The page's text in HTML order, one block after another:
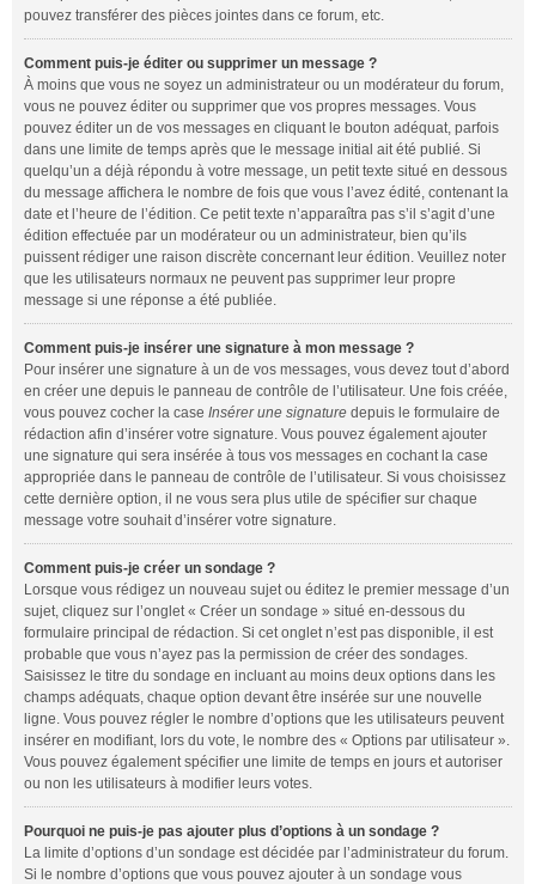
pouvez transférer des pièces jointes dans ce forum, etc.
Comment puis-je éditer ou supprimer un message ?
À moins que vous ne soyez un administrateur ou un modérateur du forum,
vous ne pouvez éditer ou supprimer que vos propres messages. Vous
pouvez éditer un de vos messages en cliquant le bouton adéquat, parfois
dans une limite de temps après que le message initial ait été publié. Si
quelqu’un a déjà répondu à votre message, un petit texte situé en dessous
du message affichera le nombre de fois que vous l’avez édité, contenant la
date et l’heure de l’édition. Ce petit texte n’apparaîtra pas s’il s’agit d’une
édition effectuée par un modérateur ou un administrateur, bien qu’ils
puissent rédiger une raison discrète concernant leur édition. Veuillez noter
que les utilisateurs normaux ne peuvent pas supprimer leur propre
message si une réponse a été publiée.
Comment puis-je insérer une signature à mon message ?
Pour insérer une signature à un de vos messages, vous devez tout d’abord
en créer une depuis le panneau de contrôle de l’utilisateur. Une fois créée,
vous pouvez cocher la case Insérer une signature depuis le formulaire de
rédaction afin d’insérer votre signature. Vous pouvez également ajouter
une signature qui sera insérée à tous vos messages en cochant la case
appropriée dans le panneau de contrôle de l’utilisateur. Si vous choisissez
cette dernière option, il ne vous sera plus utile de spécifier sur chaque
message votre souhait d’insérer votre signature.
Comment puis-je créer un sondage ?
Lorsque vous rédigez un nouveau sujet ou éditez le premier message d’un
sujet, cliquez sur l’onglet « Créer un sondage » situé en-dessous du
formulaire principal de rédaction. Si cet onglet n’est pas disponible, il est
probable que vous n’ayez pas la permission de créer des sondages.
Saisissez le titre du sondage en incluant au moins deux options dans les
champs adéquats, chaque option devant être insérée sur une nouvelle
ligne. Vous pouvez régler le nombre d’options que les utilisateurs peuvent
insérer en modifiant, lors du vote, le nombre des « Options par utilisateur ».
Vous pouvez également spécifier une limite de temps en jours et autoriser
ou non les utilisateurs à modifier leurs votes.
Pourquoi ne puis-je pas ajouter plus d’options à un sondage ?
La limite d’options d’un sondage est décidée par l’administrateur du forum.
Si le nombre d’options que vous pouvez ajouter à un sondage vous